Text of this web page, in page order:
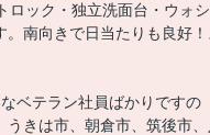
ロック・独立洗面台・ウォシ
南向きで日当たりも良好！
ベテラン社員ばかりですの
きは市、朝倉市、筑後市、